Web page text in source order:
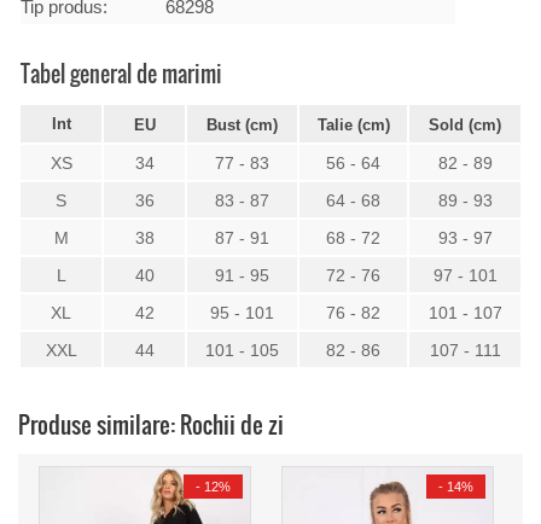
Tip produs: 68298
Tabel general de marimi
Int EU Bust (cm) Talie (cm) Sold (cm)
XS 34 77 - 83 56 - 64
82 - 89
S
36 83 - 87 64 - 68
89 - 93
M
38 87 - 91 68 - 72
93 - 97
L
40 91 - 95 72 - 76
97 - 101
XL
42 95 - 101 76 - 82
101 - 107
XXL
44 101 - 105 82 - 86 107 - 111
Produse similare: Rochii de zi
- 12% - 14%